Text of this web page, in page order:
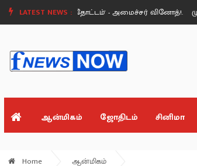
LATEST NEWS :
வீட்டுத் தோட்டம்' - அமைச்சர் வினோத்!. முதல்வர்
ஆன்மிகம் ஜோதிடம் சினிமா
Home ஆன்மிகம்